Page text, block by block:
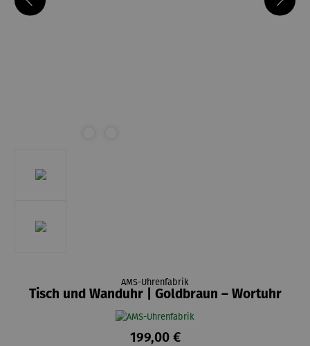
AMS-Uhrenfabrik
Tisch und Wanduhr | Goldbraun – Wortuhr
199,00 €